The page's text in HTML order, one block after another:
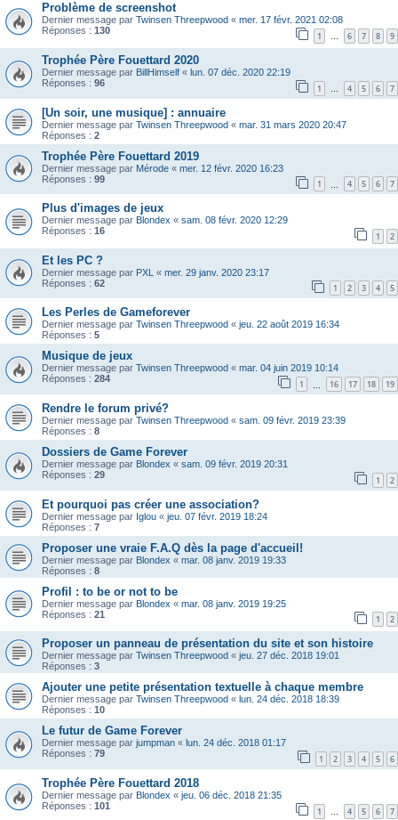
Problème de screenshot
Dernier message par Twinsen Threepwood « mer. 17 févr. 2021 02:08
Réponses : 130 1 … 6 7 8 9
Trophée Père Fouettard 2020
Dernier message par BillHimself « lun. 07 déc. 2020 22:19
Réponses : 96 1 … 4 5 6 7
[Un soir, une musique] : annuaire
Dernier message par Twinsen Threepwood « mar. 31 mars 2020 20:47
Réponses : 2
Trophée Père Fouettard 2019
Dernier message par Mérode « mer. 12 févr. 2020 16:23
Réponses : 99 1 4 5 6 7
Plus d'images de jeux
Dernier message par Blondex « sam. 08 févr. 2020 12:29
Réponses : 16 1 2
Et les PC ?
Dernier message par PXL « mer. 29 janv. 2020 23:17
Réponses : 62 1 2 3 4 5
Les Perles de Gameforever
Dernier message par Twinsen Threepwood « jeu. 22 août 2019 16:34
Réponses : 5
Musique de jeux
Dernier message par Twinsen Threepwood « mar. 04 juin 2019 10:14
Réponses : 284 1 16 17 18 19
Rendre le forum privé?
Dernier message par Twinsen Threepwood « sam. 09 févr. 2019 23:39
Réponses : 8
Dossiers de Game Forever
Dernier message par Blondex « sam. 09 févr. 2019 20:31
Réponses : 29 1 2
Et pourquoi pas créer une association?
Dernier message par Iglou « jeu. 07 févr. 2019 18:24
Réponses : 7
Proposer une vraie F.A.Q dès la page d'accueil!
Dernier message par Blondex « mar. 08 janv. 2019 19:33
Réponses : 8
Profil : to be or not to be
Dernier message par Blondex « mar. 08 janv. 2019 19:25
Réponses : 21 1 2
Proposer un panneau de présentation du site et son histoire
Dernier message par Twinsen Threepwood « jeu. 27 déc. 2018 19:01
Réponses : 3
Ajouter une petite présentation textuelle à chaque membre
Dernier message par Twinsen Threepwood « lun. 24 déc. 2018 18:39
Réponses : 10
Le futur de Game Forever
Dernier message par jumpman « lun. 24 déc. 2018 01:17
Réponses : 79 1 2 3 4 5 6
Trophée Père Fouettard 2018
Dernier message par Blondex « jeu. 06 déc. 2018 21:35
Réponses : 101 1 … 4 5 6 7